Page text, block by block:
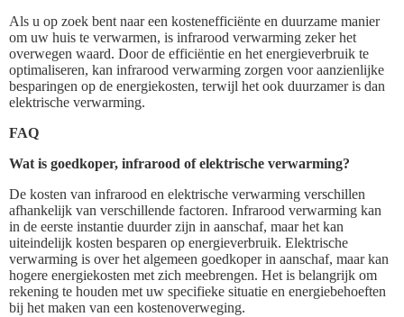
Als u op zoek bent naar een kostenefficiënte en duurzame manier
om uw huis te verwarmen, is infrarood verwarming zeker het
overwegen waard. Door de efficiëntie en het energieverbruik te
optimaliseren, kan infrarood verwarming zorgen voor aanzienlijke
besparingen op de energiekosten, terwijl het ook duurzamer is dan
elektrische verwarming.
FAQ
Wat is goedkoper, infrarood of elektrische verwarming?
De kosten van infrarood en elektrische verwarming verschillen
afhankelijk van verschillende factoren. Infrarood verwarming kan
in de eerste instantie duurder zijn in aanschaf, maar het kan
uiteindelijk kosten besparen op energieverbruik. Elektrische
verwarming is over het algemeen goedkoper in aanschaf, maar kan
hogere energiekosten met zich meebrengen. Het is belangrijk om
rekening te houden met uw specifieke situatie en energiebehoeften
bij het maken van een kostenoverweging.